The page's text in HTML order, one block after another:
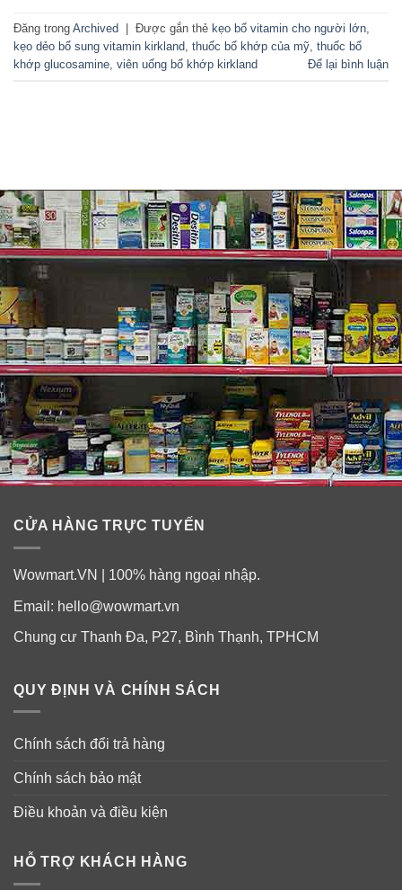
Đăng trong Archived | Được gắn thẻ kẹo bổ vitamin cho người lớn
kẹo dẻo bổ sung vitamin kirkland thuốc bổ khớp của mỹ thuốc bổ
khớp glucosamine viên uống bổ khớp kirkland Để lại bình luận
CỬA HÀNG TRỰC TUYẾN
Wowmart.VN | 100% hàng ngoại nhập.
Email: hello@wowmart.vn
Chung cư Thanh Đa, P27, Bình Thạnh, TPHCM
QUY ĐỊNH VÀ CHÍNH SÁCH
Chính sách đổi trả hàng
Chính sách bảo mật
Điều khoản và điều kiện
HỖ TRỢ KHÁCH HÀNG